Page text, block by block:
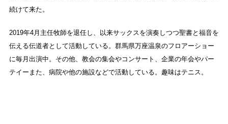
続けて来た。
2019年4月主任牧師を退任し、以来サックスを演奏しつつ聖書と福音を
伝える伝道者として活動している。群馬県万座温泉のフロアーショー
に毎月出演中。その他、教会の集会やコンサート、企業の年会やパー
テイーまた、病院や他の施設などで活動している。趣味はテニス。